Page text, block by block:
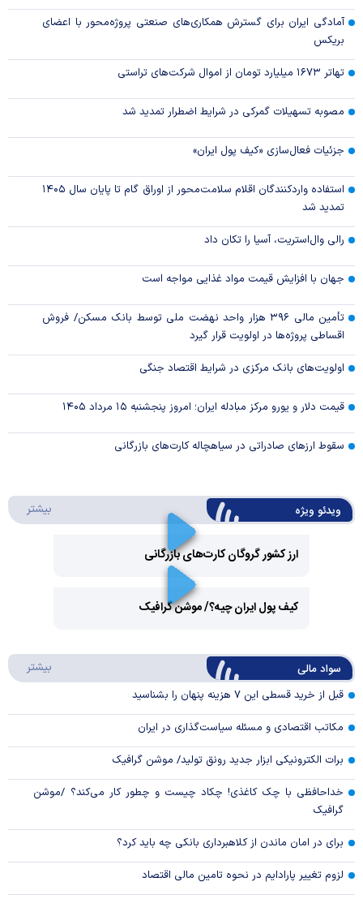
آمادگی ایران برای گسترش همکاری‌های صنعتی پروژه‌محور با اعضای
بریکس
تهاتر ۱۶۷۳ میلیارد تومان از اموال شرکت‌های تراستی
مصوبه تسهیلات گمرکی در شرایط اضطرار تمدید شد
جزئیات فعال‌سازی «کیف پول ایران»
استفاده واردکنندگان اقلام سلامت‌محور از اوراق گام تا پایان سال ۱۴۰۵
تمدید شد
رالی وال‌استریت، آسیا را تکان داد
جهان با افزایش قیمت مواد غذایی مواجه است
تأمین مالی ۳۹۶ هزار واحد نهضت ملی توسط بانک مسکن/ فروش
اقساطی پروژه‌ها در اولویت قرار گیرد
اولویت‌های بانک مرکزی در شرایط اقتصاد جنگی
قیمت دلار و یورو مرکز مبادله ایران؛ امروز پنجشنبه ۱۵ مرداد ۱۴۰۵
سقوط ارزهای صادراتی در سیاهچاله کارت‌های بازرگانی
ویدئو ویژه بیشتر
ارز کشور گروگان کارت‌های بازرگانی
Video
کیف پول ایران چیه؟/ موشن گرافیک
سواد مالی بیشتر
قبل از خرید قسطی این ۷ هزینه پنهان را بشناسید
مکاتب اقتصادی و مسئله سیاست‌گذاری در ایران
برات الکترونیکی ابزار جدید رونق تولید/ موشن گرافیک
خداحافظی با چک کاغذی! چکاد چیست و چطور کار می‌کند؟ /موشن
گرافیک
برای در امان ماندن از کلاهبرداری بانکی چه باید کرد؟
لزوم تغییر پارادایم در نحوه تامین مالی اقتصاد